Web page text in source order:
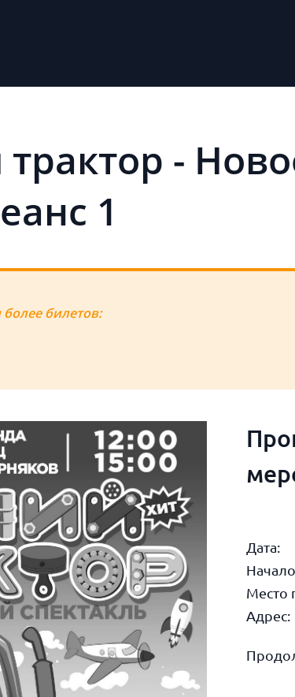
-
1
более билетов:
Дата:
Место
Адрес: